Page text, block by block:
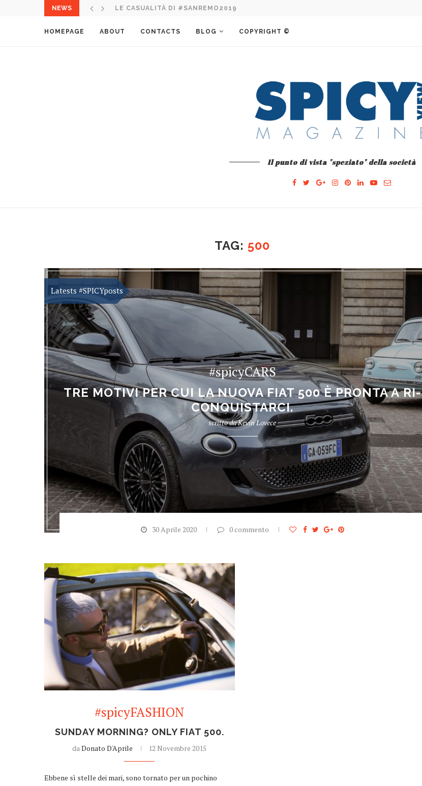
NEWS LE CASUALITÀ DI #SANREMO2019
HOMEPAGE ABOUT CONTACTS BLOG COPYRIGHT ©
Il punto di vista "speziato" della società
TAG: 500
#spicyCARS
TRE MOTIVI PER CUI LA NUOVA FIAT 500 È PRONTA A RI-
CONQUISTARCI.
scritto daKevin Lovece
30 Aprile 2020 0 commento
#spicyFASHION
SUNDAY MORNING? ONLY FIAT 500.
daDonato D'Aprile 12 Novembre 2015
Ebbene sì stelle dei mari, sono tornato per un pochino